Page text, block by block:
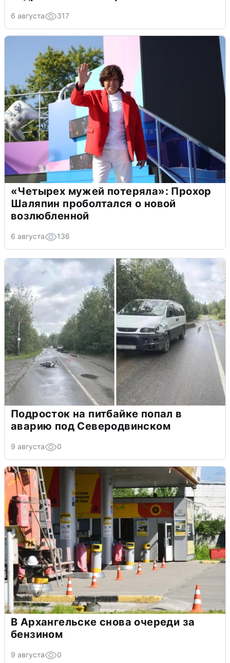
6 августа 317
«Четырех мужей потеряла»: Прохор
Шаляпин проболтался о новой
возлюбленной
6 августа 136
Подросток на питбайке попал в
аварию под Северодвинском
9 августа 0
В Архангельске снова очереди за
бензином
9 августа 0